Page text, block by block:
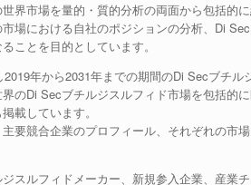
界市場を量的・質的分析の両面から包括的
場における自社のポジションの分析、Di
ことを目的としています。
年から2031年までの期間のDi Secブチ
のDi Secブチルジスルフィド市場を包括的
載しています。
要競合企業のプロフィール、それぞれの市
スルフィドメーカー、新規参入企業、産業